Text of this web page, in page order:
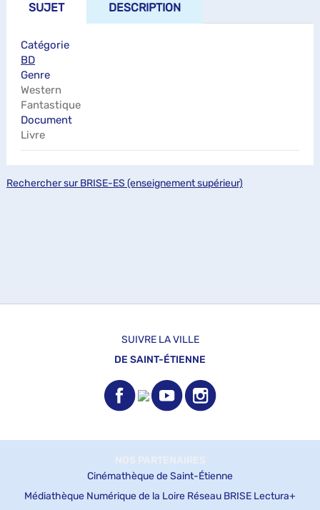
SUJET DESCRIPTION
Catégorie
BD
Genre
Western
Fantastique
Document
Livre
Rechercher sur BRISE-ES (enseignement supérieur)
SUIVRE LA VILLE
DE SAINT-ÉTIENNE
NOS PARTENAIRES
Cinémathèque de Saint-Étienne
Médiathèque Numérique de la Loire Réseau BRISE Lectura+